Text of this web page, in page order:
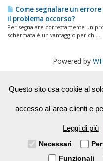
Come segnalare un
il problema occorso?
Per segnalare correttamente un
schermata è un vantaggio per chi...
Powered by
Support
Copyright © 2026 Puntonet
Questo sito usa cookie al
accesso all'area clienti e
Leggi di più
Necessari
Funzionali